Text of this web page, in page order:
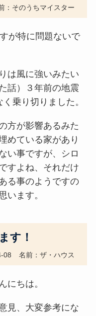
：そのうちマイスター
が特に問題ないで
は風に強いみたい
話）３年前の地震
乗り切りました。
方が影響あるみた
めている家があり
い事ですが、シロ
すよね、それだけ
る事のようですの
います。
す！
08 名前：ザ・ハウス
にちは。
見、大変参考にな